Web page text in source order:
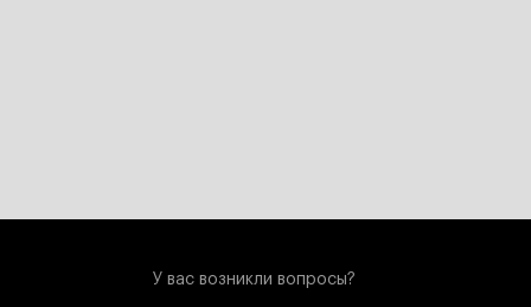
У вас возникли вопросы?